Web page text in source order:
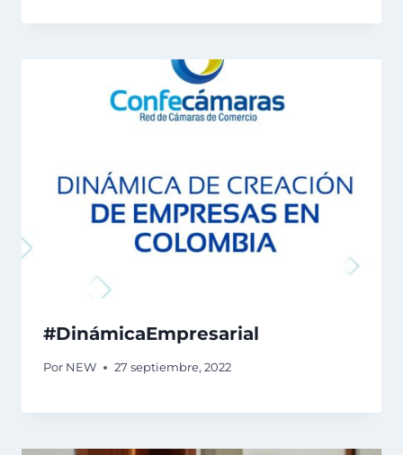
#DinámicaEmpresarial
Por NEW 27 septiembre, 2022